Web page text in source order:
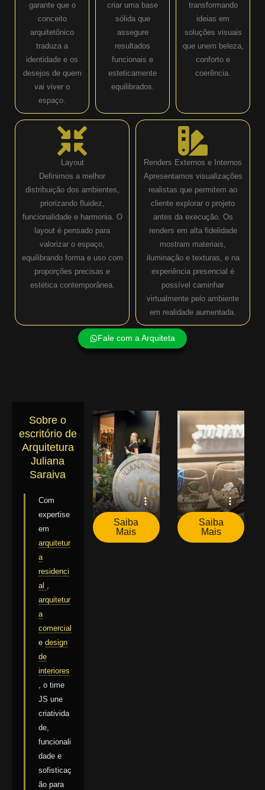
garante que o
conceito
arquitetônico
traduza a
identidade e os
desejos de quem
vai viver o
espaço.
criar uma base
sólida que
assegure
resultados
funcionais e
esteticamente
equilibrados.
transformando
ideias em
soluções visuais
que unem beleza,
conforto e
coerência.
Layout
Definimos a melhor
distribuição dos ambientes,
priorizando fluidez,
funcionalidade e harmonia. O
layout é pensado para
valorizar o espaço,
equilibrando forma e uso com
proporções precisas e
estética contemporânea.
Renders Externos e Internos
Apresentamos visualizações
realistas que permitem ao
cliente explorar o projeto
antes da execução. Os
renders em alta fidelidade
mostram materiais,
iluminação e texturas, e na
experiência presencial é
possível caminhar
virtualmente pelo ambiente
em realidade aumentada.
Fale com a Arquiteta
Sobre o
escritório de
Arquitetura
Juliana
Saraiva
Com
expertise
em
arquitetur
a
residenci
al ,
arquitetur
a
comercial
e design
de
interiores
, o time
JS une
criativida
de,
funcionali
dade e
sofisticaç
ão para
Saiba
Mais
Saiba
Mais